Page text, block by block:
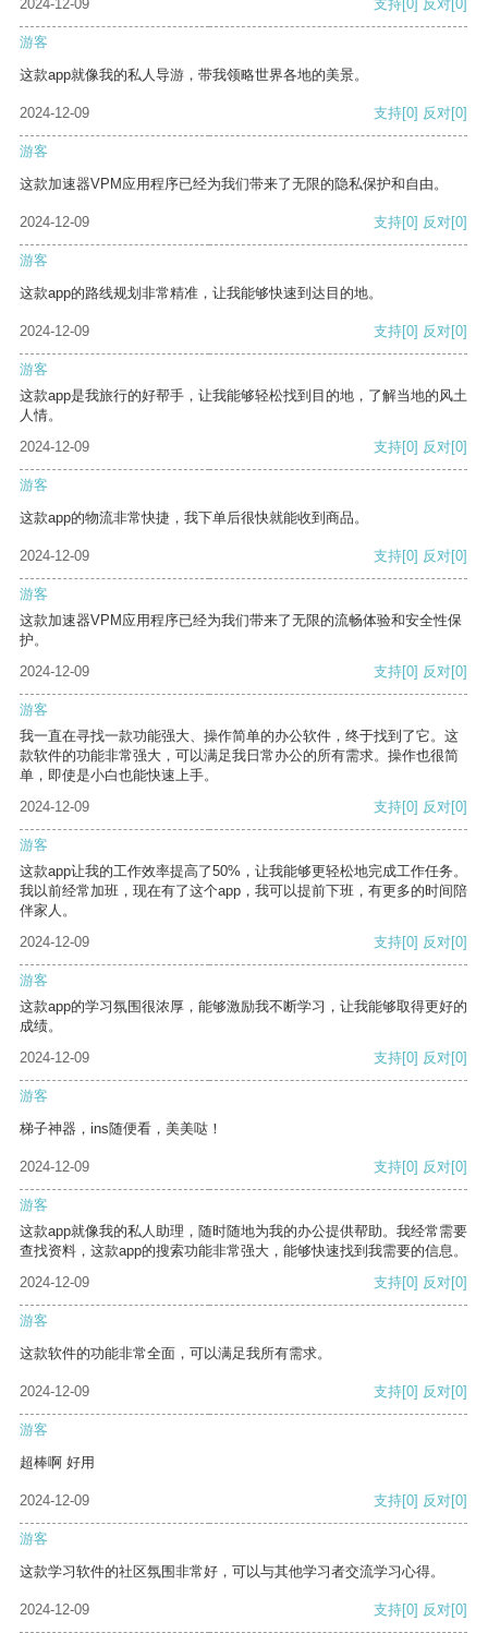
2024-12-09 支持 [0] 反对 [0]
游客
这款app就像我的私人导游，带我领略世界各地的美景。
2024-12-09 支持[0] 反对[0]
游客
这款加速器VPM应用程序已经为我们带来了无限的隐私保护和自由。
2024-12-09 支持[0] 反对[0]
游客
这款app的路线规划非常精准，让我能够快速到达目的地。
2024-12-09 支持[0] 反对[0]
游客
这款app是我旅行的好帮手，让我能够轻松找到目的地，了解当地的风土
人情。
2024-12-09
支持[0] 反对[0]
游客
这款app的物流非常快捷，我下单后很快就能收到商品。
2024-12-09 支持[0] 反对[0]
游客
这款加速器VPM应用程序已经为我们带来了无限的流畅体验和安全性保
护。
2024-12-09
支持[0] 反对[0]
游客
我一直在寻找一款功能强大、操作简单的办公软件，终于找到了它。这
款软件的功能非常强大，可以满足我日常办公的所有需求。操作也很简
单，即使是小白也能快速上手。
2024-12-09
支持[0] 反对[0]
游客
这款app让我的工作效率提高了50%，让我能够更轻松地完成工作任务。
我以前经常加班，现在有了这个app，我可以提前下班，有更多的时间陪
伴家人。
2024-12-09
支持[0] 反对[0]
游客
这款app的学习氛围很浓厚，能够激励我不断学习，让我能够取得更好的
成绩。
2024-12-09
支持[0] 反对[0]
游客
梯子神器，ins随便看，美美哒！
2024-12-09 支持[0] 反对[0]
游客
这款app就像我的私人助理，随时随地为我的办公提供帮助。我经常需要
查找资料，这款app的搜索功能非常强大，能够快速找到我需要的信息。
2024-12-09
支持[0] 反对[0]
游客
这款软件的功能非常全面，可以满足我所有需求。
2024-12-09 支持[0] 反对[0]
游客
超棒啊 好用
2024-12-09 支持[0] 反对[0]
游客
这款学习软件的社区氛围非常好，可以与其他学习者交流学习心得。
2024-12-09 支持[0] 反对[0]